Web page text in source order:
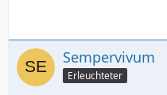
Sempervivum
Erleuchteter